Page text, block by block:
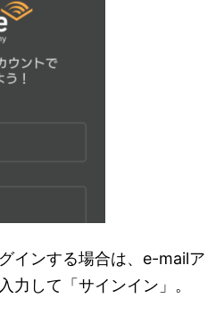
インする場合は、e-mailア
力して「サインイン」。